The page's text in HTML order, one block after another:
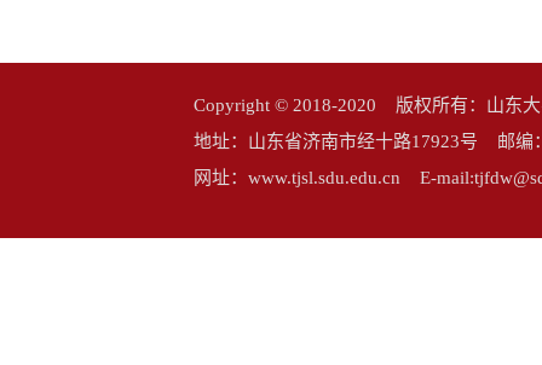
Copyright © 2018-2020 版权所有：山东
地址：山东省济南市经十路17923号 邮
网址：www.tjsl.sdu.edu.cn E-